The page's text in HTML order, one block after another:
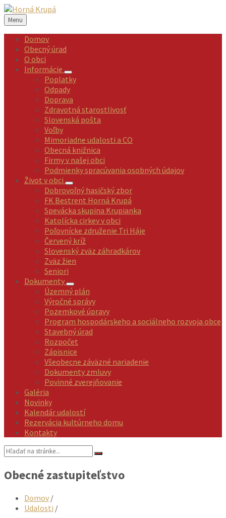
Preskočiť
na
obsah
Preskočiť
na
ľavý
panel
Preskočiť
na
pravý
panel
Preskočiť
na
pätičku
Menu
Domov
Obecný úrad
O obci
Informácie
Poplatky
Odpady
Doprava
Zdravotná starostlivosť
Slovenská pošta
Voľby
Mimoriadne udalosti a CO
Obecná knižnica
Firmy v našej obci
Podmienky spracúvania osobných údajov
Život v obci
Dobrovoľný hasičský zbor
FK Bestrent Horná Krupá
Spevácka skupina Krupianka
Katolícka cirkev v obci
Poľovnícke združenie Tri Háje
Červený kríž
Slovenský zväz záhradkárov
Zväz žien
Seniori
Dokumenty
Územný plán
Výročné správy
Pozemkové úpravy
Program hospodárskeho a sociálneho rozvoja obce
Stavebný úrad
Rozpočet
Zápisnice
Všeobecne záväzné nariadenie
Dokumenty zmluvy
Povinné zverejňovanie
Galéria
Novinky
Kalendár udalostí
Rezervácia kultúrneho domu
Kontakty
Vyhľadávanie:
Obecné zastupiteľstvo
Domov /
Udalosti /